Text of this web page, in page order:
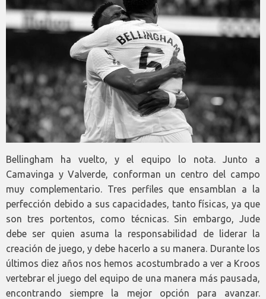
Bellingham ha vuelto, y el equipo lo nota. Junto a
Camavinga y Valverde, conforman un centro del campo
muy complementario. Tres perfiles que ensamblan a la
perfección debido a sus capacidades, tanto físicas, ya que
son tres portentos, como técnicas. Sin embargo, Jude
debe ser quien asuma la responsabilidad de liderar la
creación de juego, y debe hacerlo a su manera. Durante los
últimos diez años nos hemos acostumbrado a ver a Kroos
vertebrar el juego del equipo de una manera más pausada,
encontrando siempre la mejor opción para avanzar.